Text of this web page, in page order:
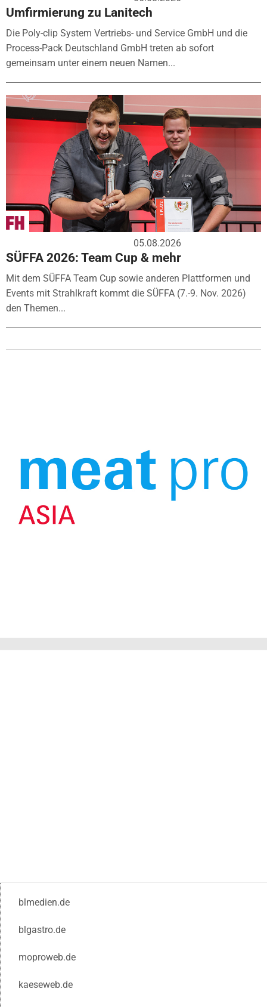
Umfirmierung zu Lanitech
Die Poly-clip System Vertriebs- und Service GmbH und die
Process-Pack Deutschland GmbH treten ab sofort
gemeinsam unter einem neuen Namen...
05.08.2026
SÜFFA 2026: Team Cup & mehr
Mit dem SÜFFA Team Cup sowie anderen Plattformen und
Events mit Strahlkraft kommt die SÜFFA (7.-9. Nov. 2026)
den Themen...
blmedien.de
blgastro.de
moproweb.de
kaeseweb.de